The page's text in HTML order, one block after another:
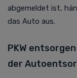
abgemeldet ist,
das Auto aus.
PKW
der